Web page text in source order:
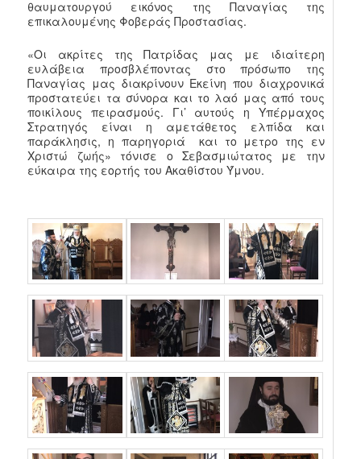
θαυματουργού εικόνος της Παναγίας της
επικαλουμένης Φοβεράς Προστασίας.
«Οι ακρίτες της Πατρίδας μας με ιδιαίτερη
ευλάβεια προσβλέποντας στο πρόσωπο της
Παναγίας μας διακρίνουν Εκείνη που διαχρονικά
προστατεύει τα σύνορα και το λαό μας από τους
ποικίλους πειρασμούς. Γι’ αυτούς η Υπέρμαχος
Στρατηγός είναι η αμετάθετος ελπίδα και
παράκλησις, η παρηγοριά και το μετρο της εν
Χριστώ ζωής» τόνισε ο Σεβασμιώτατος με την
εύκαιρα της εορτής του Ακαθίστου Ύμνου.